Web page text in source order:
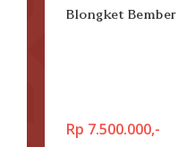
Blongket
Rp 7.500.000,-